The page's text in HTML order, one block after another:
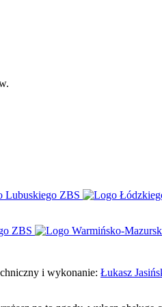
i wykonanie: Łukasz